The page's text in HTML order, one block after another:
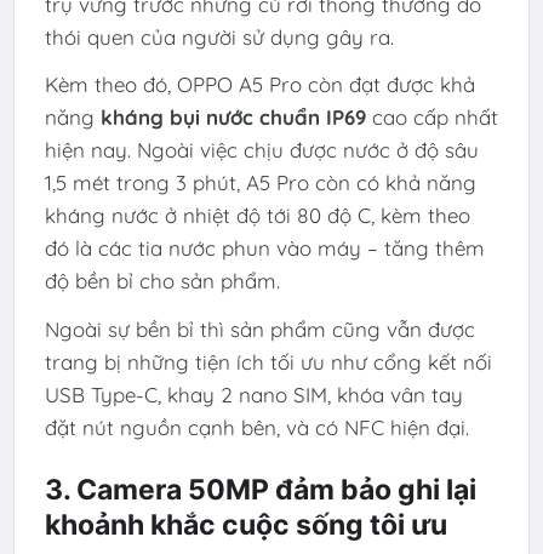
thói quen của người sử dụng gây ra.
Kèm theo đó, OPPO A5 Pro còn đạt được khả
năng kháng bụi nước chuẩn IP69cao cấp nhất
hiện nay. Ngoài việc chịu được nước ở độ sâu
1,5 mét trong 3 phút, A5 Pro còn có khả năng
kháng nước ở nhiệt độ tới 80 độ C, kèm theo
đó là các tia nước phun vào máy – tăng thêm
độ bền bỉ cho sản phẩm.
Ngoài sự bền bỉ thì sản phẩm cũng vẫn được
trang bị những tiện ích tối ưu như cổng kết nối
USB Type-C, khay 2 nano SIM, khóa vân tay
đặt nút nguồn cạnh bên, và có NFC hiện đại.
3. Camera 50MP đảm bảo ghi lại
khoảnh khắc cuộc sống tôi ưu